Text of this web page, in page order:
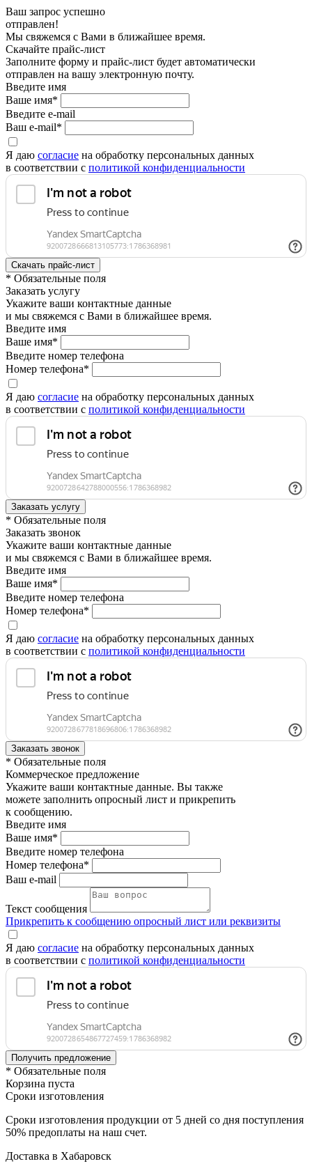
Ваш запрос успешно
отправлен!
Мы свяжемся с Вами в ближайшее время.
Скачайте прайс-лист
Заполните форму и прайс-лист будет автоматически
отправлен на вашу электронную почту.
Введите имя
Ваше имя*
Введите e-mail
Ваш e-mail*
Я даю согласие на обработку персональных данных
в соответствии с политикой конфиденциальности
* Обязательные поля
Заказать услугу
Укажите ваши контактные данные
и мы свяжемся с Вами в ближайшее время.
Введите имя
Ваше имя*
Введите номер телефона
Номер телефона*
Я даю согласие на обработку персональных данных
в соответствии с политикой конфиденциальности
* Обязательные поля
Заказать звонок
Укажите ваши контактные данные
и мы свяжемся с Вами в ближайшее время.
Введите имя
Ваше имя*
Введите номер телефона
Номер телефона*
Я даю согласие на обработку персональных данных
в соответствии с политикой конфиденциальности
* Обязательные поля
Коммерческое предложение
Укажите ваши контактные данные. Вы также
можете заполнить опросный лист и прикрепить
к сообщению.
Введите имя
Ваше имя*
Введите номер телефона
Номер телефона*
Ваш e-mail
Текст сообщения
Прикрепить к сообщению опросный лист или реквизиты
Я даю согласие на обработку персональных данных
в соответствии с политикой конфиденциальности
* Обязательные поля
Корзина пуста
Сроки изготовления
Сроки изготовления продукции от 5 дней со дня поступления
50% предоплаты на наш счет.
Доставка в Хабаровск